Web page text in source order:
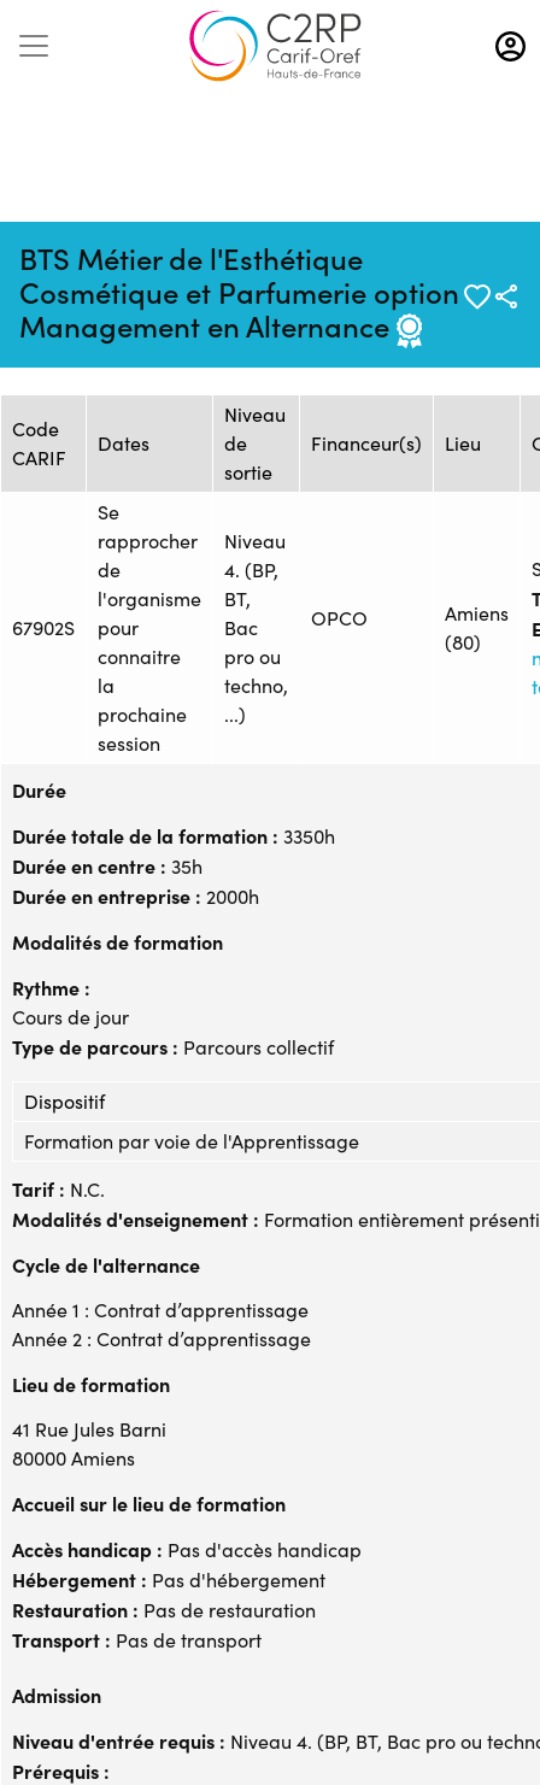
Aller
au
contenu
BTS Métier de l'Esthétique
Cosmétique et Parfumerie option
Management en Alternance
Mise à jour :
13/10/2025
Formation :
1483559
Source : ECOLE
TERRADE AMIENS
Session de formation
Code
CARIF
Dates
Niveau
de
sortie
Financeur(s) Lieu
67902S
Se
rapprocher
de
l'organisme
pour
connaitre
la
prochaine
session
Niveau
4. (BP,
BT,
Bac
pro ou
techno,
...)
OPCO
Amiens
(80)
Durée
Durée totale de la formation : 3350h
Durée en centre : 35h
Durée en entreprise : 2000h
Modalités de formation
Rythme :
Cours de jour
Type de parcours : Parcours collectif
Dispositif
Formation par voie de l'Apprentissage
Tarif : N.C.
Modalités d'enseignement : Formation entièrement
Cycle de l'alternance
Année 1 : Contrat d’apprentissage
Année 2 : Contrat d’apprentissage
Lieu de formation
41 Rue Jules Barni
80000 Amiens
Accueil sur le lieu de formation
Accès handicap : Pas d'accès handicap
Hébergement : Pas d'hébergement
Restauration : Pas de restauration
Transport : Pas de transport
Admission
Niveau d'entrée requis : Niveau 4. (BP, BT, Bac pro ou
Prérequis :